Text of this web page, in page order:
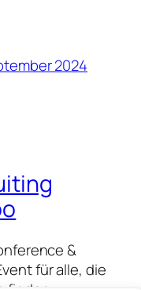
2024
&
für alle, die